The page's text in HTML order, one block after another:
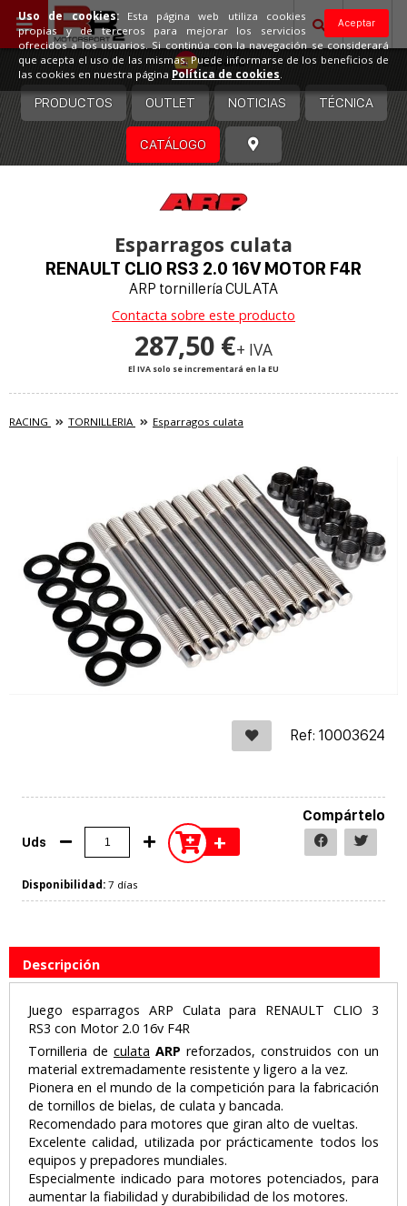
España
PRODUCTOS OUTLET NOTICIAS TÉCNICA
CATÁLOGO
Esparragos culata
RENAULT CLIO RS3 2.0 16V MOTOR F4R
ARP tornillería CULATA
Contacta sobre este producto
287,50 €+ IVA
El IVA solo se incrementará en la EU
RACING TORNILLERIA Esparragos culata
Ref: 10003624
Uds +
Compártelo
Disponibilidad: 7 días
Descripción
Juego esparragos ARP Culata para RENAULT CLIO 3
RS3 con Motor 2.0 16v F4R
Tornilleria de culata ARP reforzados, construidos con un
material extremadamente resistente y ligero a la vez.
Pionera en el mundo de la competición para la fabricación
de tornillos de bielas, de culata y bancada.
Recomendado para motores que giran alto de vueltas.
Excelente calidad, utilizada por prácticamente todos los
equipos y prepadores mundiales.
Especialmente indicado para motores potenciados, para
aumentar la fiabilidad y durabibilidad de los motores.
Aceptar
Uso de cookies:Esta página web utiliza cookies
propias y de terceros para mejorar los servicios
ofrecidos a los usuarios. Si continúa con la navegación se considerará
que acepta el uso de las mismas. Puede informarse de los beneficios de
las cookies en nuestra página Política de cookies.